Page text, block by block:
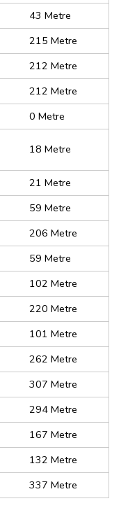
43 Metre
215 Metre
212 Metre
212 Metre
0 Metre
18 Metre
21 Metre
59 Metre
206 Metre
59 Metre
102 Metre
220 Metre
101 Metre
262 Metre
307 Metre
294 Metre
167 Metre
132 Metre
337 Metre